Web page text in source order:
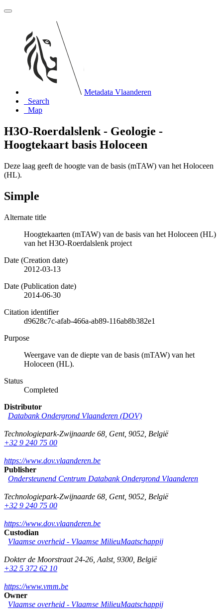
Metadata Vlaanderen
Search
Map
H3O-Roerdalslenk - Geologie -
Hoogtekaart basis Holoceen
Deze laag geeft de hoogte van de basis (mTAW) van het Holoceen
(HL).
Simple
Alternate title
Hoogtekaarten (mTAW) van de basis van het Holoceen (HL)
van het H3O-Roerdalslenk project
Date (Creation date)
2012-03-13
Date (Publication date)
2014-06-30
Citation identifier
d9628c7c-afab-466a-ab89-116ab8b382e1
Purpose
Weergave van de diepte van de basis (mTAW) van het
Holoceen (HL).
Status
Completed
Distributor
Databank Ondergrond Vlaanderen (DOV)
Technologiepark-Zwijnaarde 68 Gent, 9052 België
+32 9 240 75 00
https://www.dov.vlaanderen.be
Publisher
Ondersteunend Centrum Databank Ondergrond Vlaanderen
Technologiepark-Zwijnaarde 68 Gent, 9052 België
+32 9 240 75 00
https://www.dov.vlaanderen.be
Custodian
Vlaamse overheid - Vlaamse MilieuMaatschappij
Dokter de Moorstraat 24-26 Aalst, 9300 België
+32 5 372 62 10
https://www.vmm.be
Owner
Vlaamse overheid - Vlaamse MilieuMaatschappij